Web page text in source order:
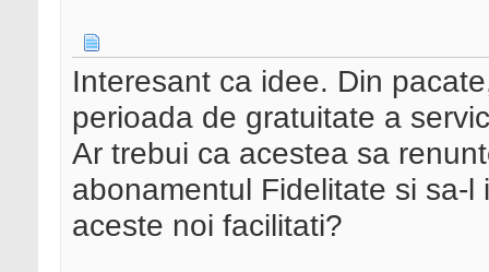
Interesant ca idee. Din
perioada de gratuitate a
Ar trebui ca acestea sa
abonamentul Fidelitate si sa-
aceste noi facilitati?